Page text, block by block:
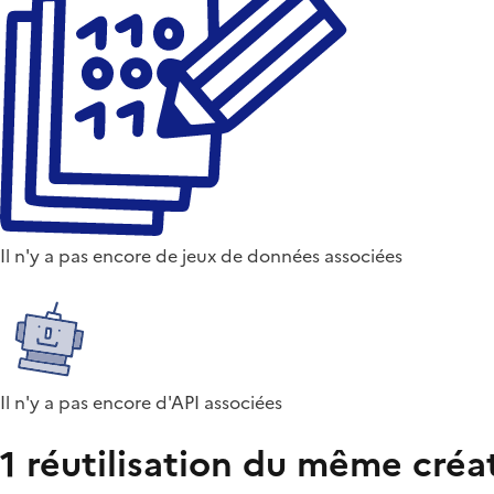
Il n'y a pas encore de jeux de données associées
Il n'y a pas encore d'API associées
1 réutilisation du même